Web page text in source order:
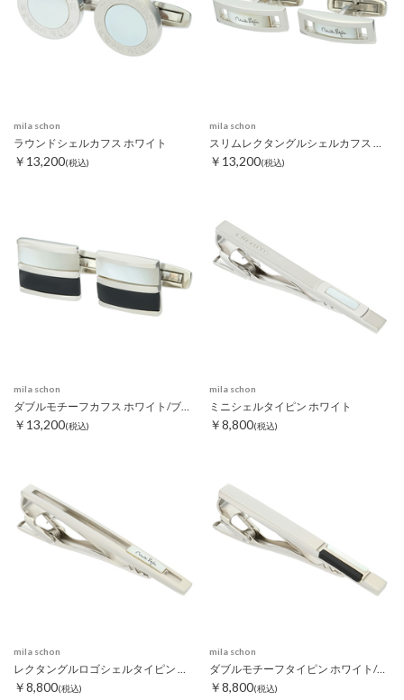
mila schon
ラウンドシェルカフス ホワイト
￥13,200(税込)
mila schon
スリムレクタングルシェルカフス ホワイト
￥13,200(税込)
mila schon
￥13,200(税込)
mila schon
ミニシェルタイピン ホワイト
￥8,800(税込)
mila schon
レクタングルロゴシェルタイピン ホワイト
￥8,800(税込)
mila schon
ダブルモチーフタイピン ホワイト/ブラック
￥8,800(税込)